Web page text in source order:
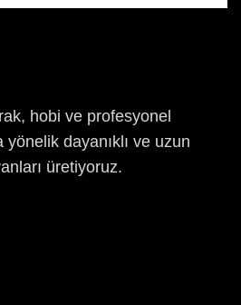
hobi ve profesyonel
yönelik dayanıklı ve uzun
üretiyoruz.